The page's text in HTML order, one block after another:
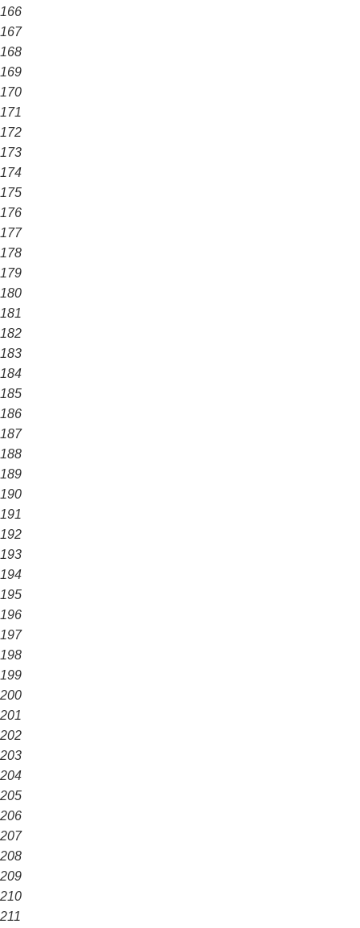
166
167
168
169
170
171
172
173
174
175
176
177
178
179
180
181
182
183
184
185
186
187
188
189
190
191
192
193
194
195
196
197
198
199
200
201
202
203
204
205
206
207
208
209
210
211